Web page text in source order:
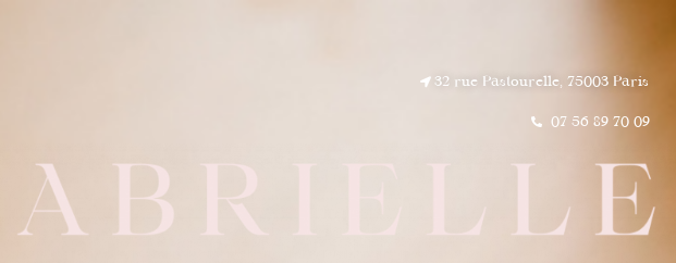
32 rue Pastourelle, 75003 Paris
07 56 89 70 09